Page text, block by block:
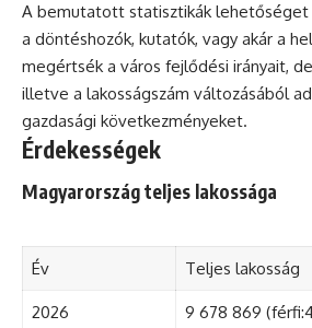
A bemutatott statisztikák lehetőséget
a döntéshozók, kutatók, vagy akár a
megértsék a város fejlődési irányait,
illetve a lakosságszám változásából
gazdasági következményeket.
Érdekességek
Magyarország teljes lakossága
Év Teljes lakosság
2026
9 678 869